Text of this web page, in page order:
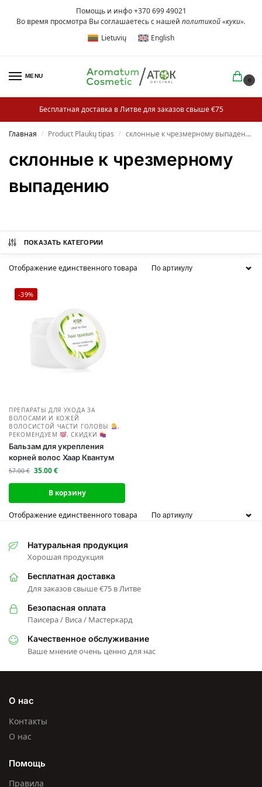
Помощь и инфо +370 699 49021
Во время просмотра Вы соглашаетесь с нашей политикой «куки».
Lietuvių
English
MENU
0
Бесплатная доставка в Литве для заказов свыше €75
Главная / Product Plaukų tipas / склонные к чрезмерному выпадению
склонные к чрезмерному
выпадению
ПОКАЗАТЬ КАТЕГОРИИ
Отображение единственного товара
-39%
ПРЕПАРАТЫ ДЛЯ УХОДА ЗА
ВОЛОСАМИ И КОЖЕЙ
ВОЛОСИСТОЙ ЧАСТИ ГОЛОВЫ
,
РЕКОМЕНДУЕМ
,СКИДКИ
Бальзам для укрепления
корней волос Хаар Квантум
57.00€ 35.00€
В корзину
Отображение единственного товара
Натуральная продукция
Хорошая продукция
Бесплатная доставка
Для заказов свыше €75 в Литве
Безопасная оплата
Паисера / Виса / Мастеркард
Качественное обслуживание
Ваше мнение очень ценно для нас
О нас
Контакты
О нас
Помощь
Правила